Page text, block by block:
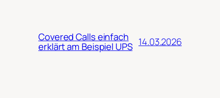
Covered Calls einfach
erklärt am Beispiel UPS 14.03.2026